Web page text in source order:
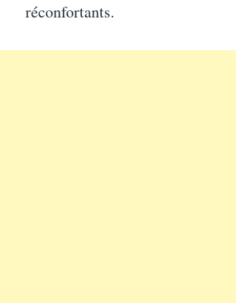
réconfortants.